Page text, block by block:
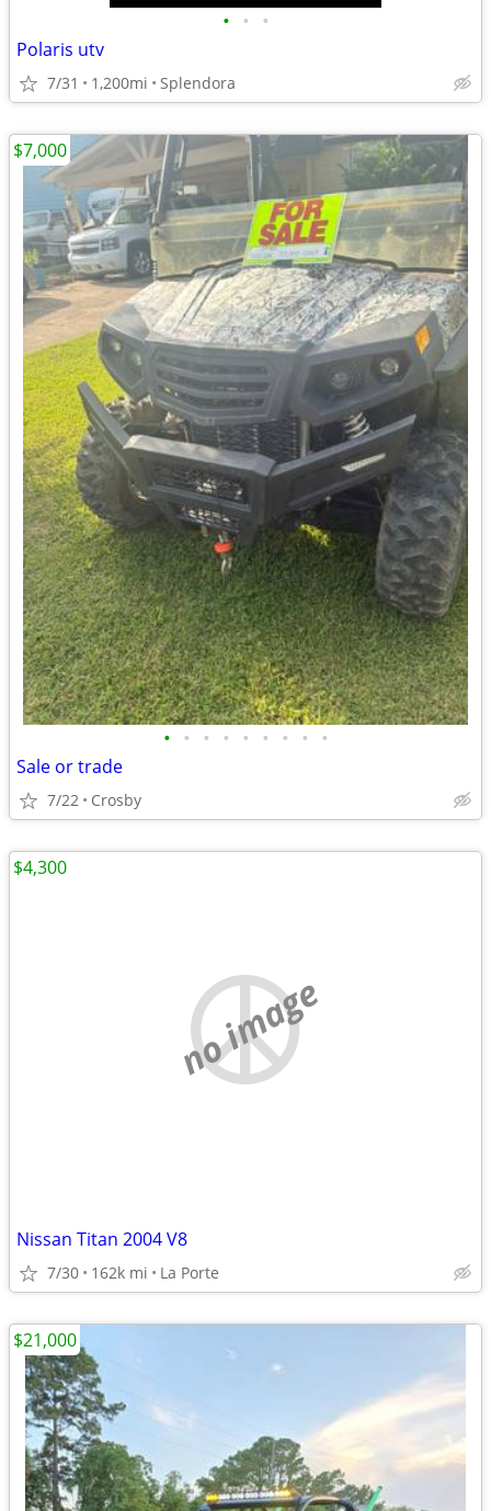
• • •
Polaris utv
7/31 1,200mi Splendora
• • • • • • • • •
Sale or trade
7/22 Crosby
$7,000
no image
Nissan Titan 2004 V8
7/30 162k mi La Porte
$4,300
$21,000